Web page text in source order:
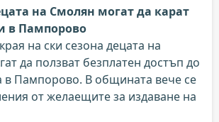
на Смолян могат да карат
в Пампорово
на ски сезона децата на
да ползват безплатен достъп до
в Пампорово. В общината вече се
от желаещите за издаване на